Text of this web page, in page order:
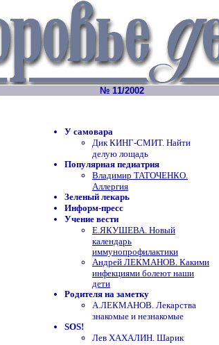
№ 11/2002
У самовара
Дик КИНГ-СМИТ. Найти
делую лощадь
Популярная педиатрия
Владимир ТАТОЧЕНКО.
Аллергия
Зеленый лекарь
Информ-пресс
Учение вести
Е.ЯКУШЕВА. Новый
календарь
иммунопрофилактики
Андрей ЛЕКМАНОВ. Какими
инфекциями болеют наши
дети
Родителя на заметку
А.ЛЕКМАНОВ. Лекарства
знакомые и незнакомые
SOS!
Лев ХАХАЛИН. Шарик